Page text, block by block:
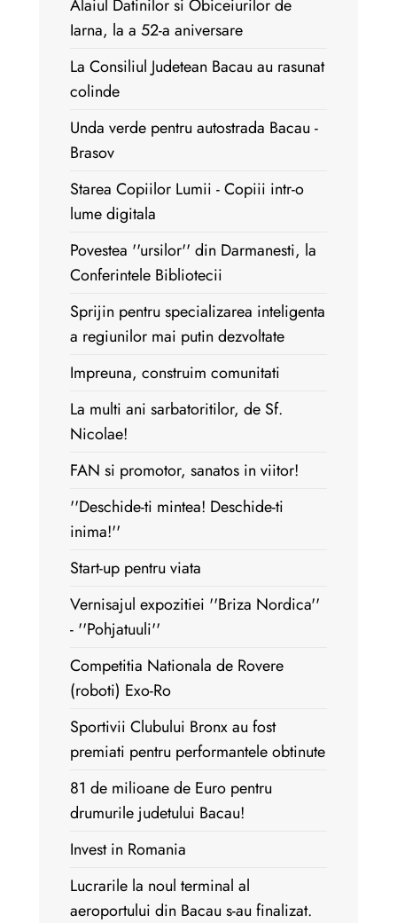
Alaiul Datinilor si Obiceiurilor de
Iarna, la a 52-a aniversare
La Consiliul Judetean Bacau au rasunat
colinde
Unda verde pentru autostrada Bacau -
Brasov
Starea Copiilor Lumii - Copiii intr-o
lume digitala
Povestea ''ursilor'' din Darmanesti, la
Conferintele Bibliotecii
Sprijin pentru specializarea inteligenta
a regiunilor mai putin dezvoltate
Impreuna, construim comunitati
La multi ani sarbatoritilor, de Sf.
Nicolae!
FAN si promotor, sanatos in viitor!
''Deschide-ti mintea! Deschide-ti
inima!''
Start-up pentru viata
Vernisajul expozitiei ''Briza Nordica''
- ''Pohjatuuli''
Competitia Nationala de Rovere
(roboti) Exo-Ro
Sportivii Clubului Bronx au fost
premiati pentru performantele obtinute
81 de milioane de Euro pentru
drumurile judetului Bacau!
Invest in Romania
Lucrarile la noul terminal al
aeroportului din Bacau s-au finalizat.